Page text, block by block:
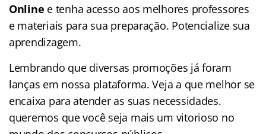
Online e tenha acesso aos melhores professores
e materiais para sua preparação. Potencialize sua
aprendizagem.
Lembrando que diversas promoções já foram
lanças em nossa plataforma. Veja a que melhor se
encaixa para atender as suas necessidades.
queremos que você seja mais um vitorioso no